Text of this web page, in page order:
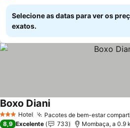
Selecione as datas para ver os
exatos.
3 EstrelasHotel Pacotes de bem-estar
Boxo Diani
8,9 Excelente 733 Mombaça, a 0.9